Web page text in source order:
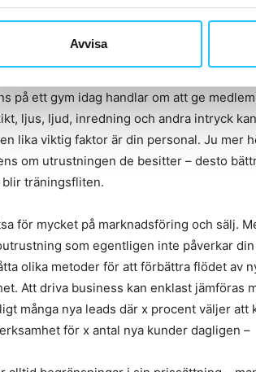
Avvisa
göra ”allt” på en och samma yta
många personer som du förväntar dig i
du behovet av ytans storlek.
på ett gym idag handlar om att ge
ljus, ljud, inredning och andra intryck
lika viktig faktor är din personal. Ju mer
om utrustningen de besitter – desto
träningsfliten.
för mycket på marknadsföring och sälj.
som egentligen inte påverkar
olika metoder för att förbättra flödet av
Att driva business kan enklast jämföras
många nya leads där x procent väljer att
för x antal nya kunder dagligen